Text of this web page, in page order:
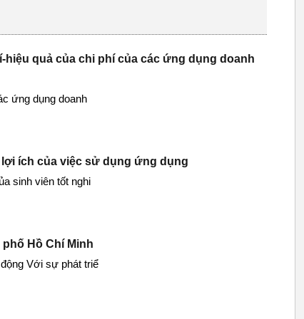
hiệu quả của chi phí của các ứng dụng doanh
ứng dụng doanh
ích của việc sử dụng ứng dụng
sinh viên tốt nghi
Hồ Chí Minh
Với sự phát triể